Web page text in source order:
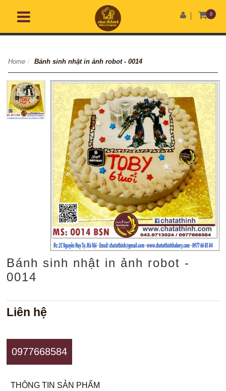
0
Home / Bánh sinh nhật in ảnh robot - 0014
Bánh sinh nhật in ảnh robot -
0014
Liên hệ
0977668584
THÔNG TIN SẢN PHẨM